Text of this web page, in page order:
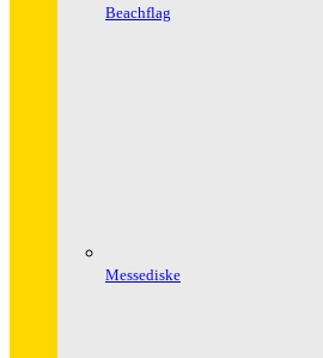
Beachflag
Messediske